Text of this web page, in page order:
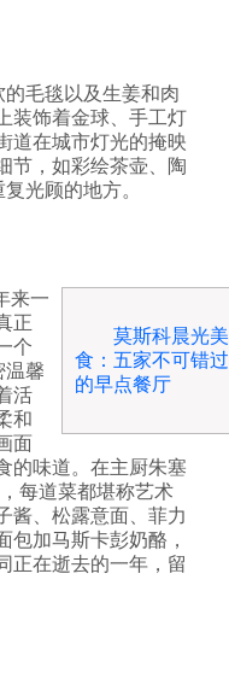
的毛毯以及生姜和肉
装饰着金球、手工灯
道在城市灯光的掩映
节，如彩绘茶壶、陶
光顾的地方。
莫斯科晨光美
食：五家不可错过
的早点餐厅
来一
正
个
温馨
活
和
面
的味道。在主厨朱塞
每道菜都堪称艺术
酱、松露意面、菲力
加马斯卡彭奶酪，
正在逝去的一年，留